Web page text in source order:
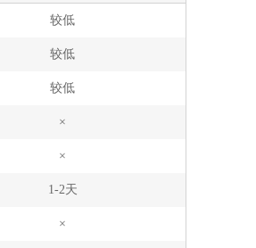
较低
较低
较低
×
×
1-2天
×